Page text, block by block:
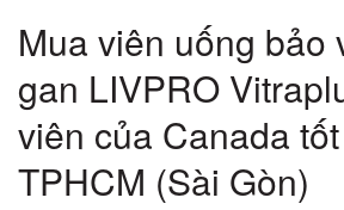
Mua viên uống bảo
gan LIVPRO
viên của Canada
TPHCM (Sài Gòn)